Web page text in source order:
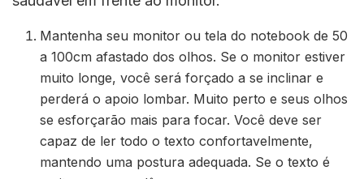
Mantenha seu monitor ou tela do notebook de 50
a 100cm afastado dos olhos. Se o monitor estiver
muito longe, você será forçado a se inclinar e
perderá o apoio lombar. Muito perto e seus olhos
se esforçarão mais para focar. Você deve ser
capaz de ler todo o texto confortavelmente,
mantendo uma postura adequada. Se o texto é